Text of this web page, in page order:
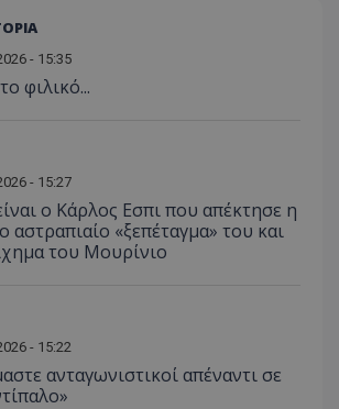
- 15:35
φιλικό...
- 15:27
ο Κάρλος Εσπι που απέκτησε η
αστραπιαίο «ξεπέταγμα» του και
του Μουρίνιο
- 15:22
ανταγωνιστικοί απέναντι σε